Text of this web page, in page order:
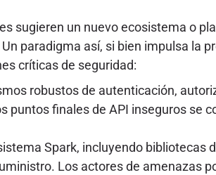
sugieren un nuevo ecosistema o
paradigma así, si bien impulsa la
críticas de seguridad:
robustos de autenticación,
finales de API inseguros se
Spark, incluyendo bibliotecas
Los actores de amenazas